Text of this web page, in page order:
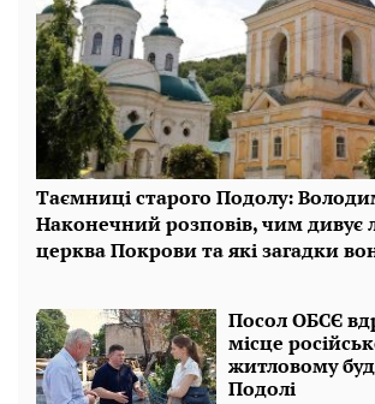
Таємниці старого Подолу:
Наконечний розповів, чим дивує
церква Покрови та які загадки
Посол ОБСЄ
місце
житловому
Подолі